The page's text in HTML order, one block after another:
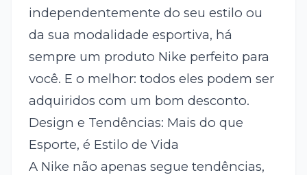
independentemente do seu estilo ou
da sua modalidade esportiva, há
sempre um produto Nike perfeito para
você. E o melhor: todos eles podem ser
adquiridos com um bom desconto.
Design e Tendências: Mais do que
Esporte, é Estilo de Vida
A Nike não apenas segue tendências,